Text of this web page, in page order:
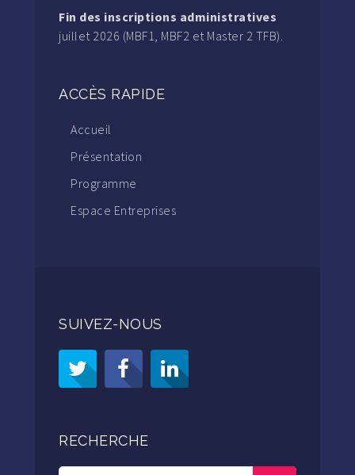
Fin des inscriptions administratives
juillet 2026 (MBF1, MBF2 et Master 2 TFB).
ACCÈS RAPIDE
Accueil
Présentation
Programme
Espace Entreprises
SUIVEZ-NOUS
RECHERCHE